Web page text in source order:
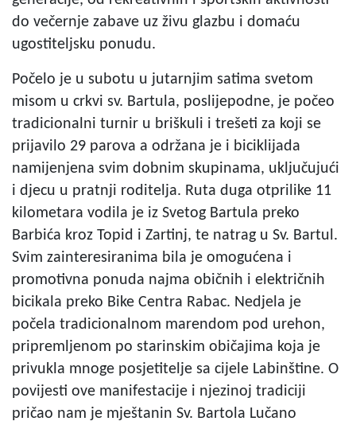
do večernje zabave uz živu glazbu i domaću
ugostiteljsku ponudu.
Počelo je u subotu u jutarnjim satima svetom
misom u crkvi sv. Bartula, poslijepodne, je počeo
tradicionalni turnir u briškuli i trešeti za koji se
prijavilo 29 parova a održana je i biciklijada
namijenjena svim dobnim skupinama, uključujući
i djecu u pratnji roditelja. Ruta duga otprilike 11
kilometara vodila je iz Svetog Bartula preko
Barbića kroz Topid i Zartinj, te natrag u Sv. Bartul.
Svim zainteresiranima bila je omogućena i
promotivna ponuda najma običnih i električnih
bicikala preko Bike Centra Rabac. Nedjela je
počela tradicionalnom marendom pod urehon,
pripremljenom po starinskim običajima koja je
privukla mnoge posjetitelje sa cijele Labinštine. O
povijesti ove manifestacije i njezinoj tradiciji
pričao nam je mještanin Sv. Bartola Lučano